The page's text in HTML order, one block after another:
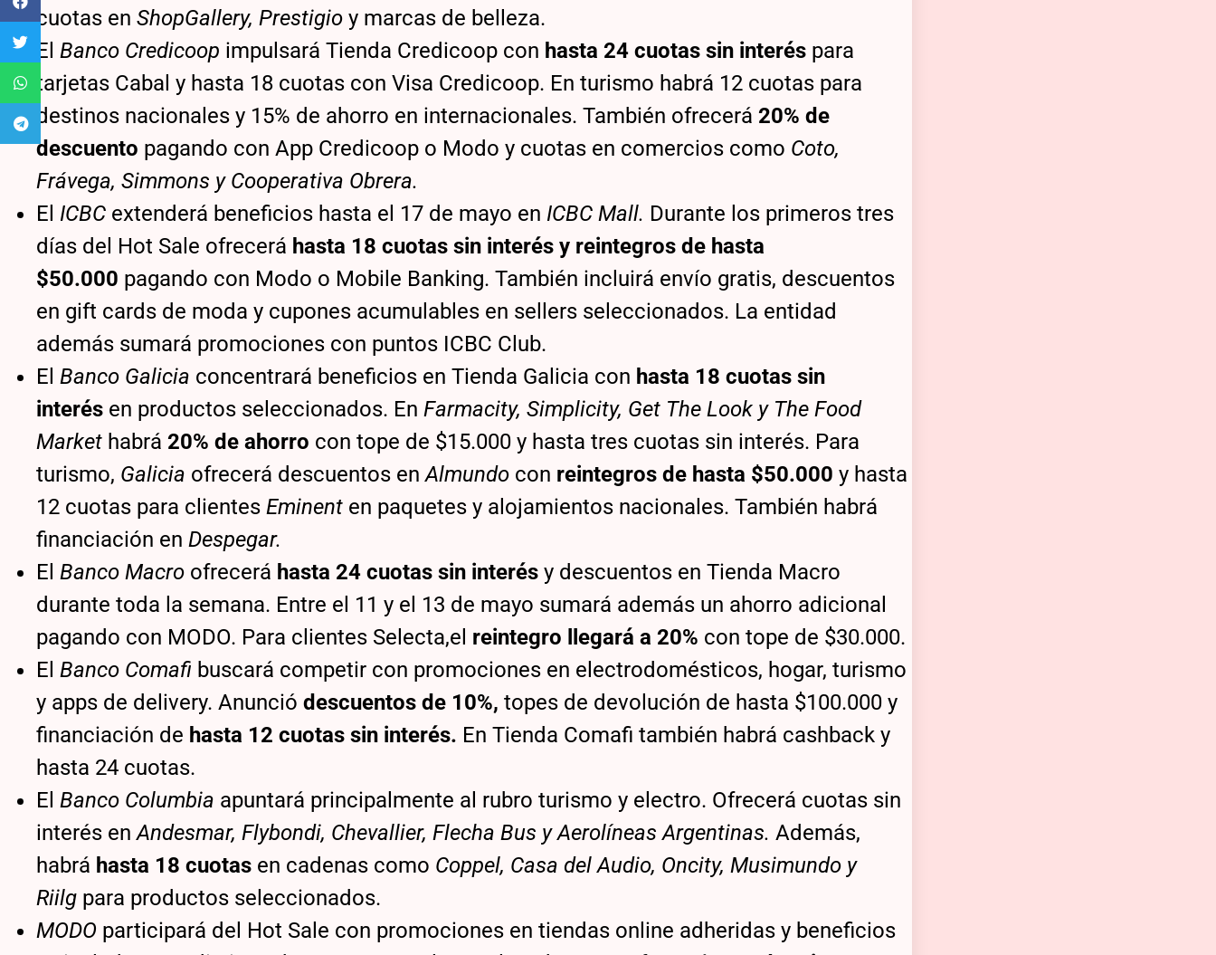
cuotas en ShopGallery, Prestigio y marcas de belleza.
El Banco Credicoop impulsará Tienda Credicoop con hasta 24 cuotas sin interés para
tarjetas Cabal y hasta 18 cuotas con Visa Credicoop. En turismo habrá 12 cuotas para
destinos nacionales y 15% de ahorro en internacionales. También ofrecerá 20% de
descuento pagando con App Credicoop o Modo y cuotas en comercios como Coto,
Frávega, Simmons y Cooperativa Obrera.
El ICBC extenderá beneficios hasta el 17 de mayo en ICBC Mall. Durante los primeros tres
días del Hot Sale ofrecerá hasta 18 cuotas sin interés y reintegros de hasta
$50.000 pagando con Modo o Mobile Banking. También incluirá envío gratis, descuentos
en gift cards de moda y cupones acumulables en sellers seleccionados. La entidad
además sumará promociones con puntos ICBC Club.
El Banco Galicia concentrará beneficios en Tienda Galicia con hasta 18 cuotas sin
interés en productos seleccionados. En Farmacity, Simplicity, Get The Look y The Food
Market habrá 20% de ahorro con tope de $15.000 y hasta tres cuotas sin interés. Para
turismo, Galicia ofrecerá descuentos enAlmundo con reintegros de hasta $50.000 y hasta
12 cuotas para clientes Eminent en paquetes y alojamientos nacionales. También habrá
financiación en Despegar.
El Banco Macro ofrecerá hasta 24 cuotas sin interés y descuentos en Tienda Macro
durante toda la semana. Entre el 11 y el 13 de mayo sumará además un ahorro adicional
pagando con MODO. Para clientes Selecta,el reintegro llegará a 20% con tope de $30.000.
El Banco Comafi buscará competir con promociones en electrodomésticos, hogar, turismo
y apps de delivery. Anunció descuentos de 10%, topes de devolución de hasta $100.000 y
financiación de hasta 12 cuotas sin interés. En Tienda Comafi también habrá cashback y
hasta 24 cuotas.
El Banco Columbia apuntará principalmente al rubro turismo y electro. Ofrecerá cuotas sin
interés enAndesmar, Flybondi, Chevallier, Flecha Bus y Aerolíneas Argentinas. Además,
habrá hasta 18 cuotas en cadenas como Coppel, Casa del Audio, Oncity, Musimundo y
Riilg para productos seleccionados.
MODO participará del Hot Sale con promociones en tiendas online adheridas y beneficios